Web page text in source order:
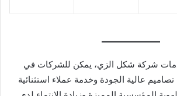
شركة شكل الزي، يمكن للشركات في
عالية الجودة وخدمة عملاء استثنائية